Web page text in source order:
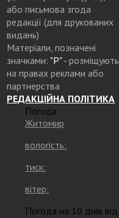
або письмова згода
редакції (для друкованих
видань)
Матеріали, позначені
значками: "Р"- розміщують
на правах реклами або
партнерства
РЕДАКЦІЙНА ПОЛІТИКА
Погода
Житомир
вологість:
тиск:
вітер:
Погода на 10 днів від